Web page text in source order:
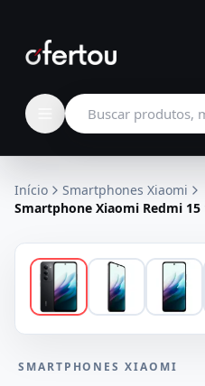
Buscar produtos
Início
Smartphones Xiaomi
Smartphone Xiaomi Redmi 15
SMARTPHONES XIAOMI